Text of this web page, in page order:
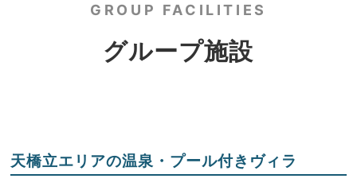
GROUP FACILITIES
グループ施設
天橋立エリアの温泉・プール付きヴィラ